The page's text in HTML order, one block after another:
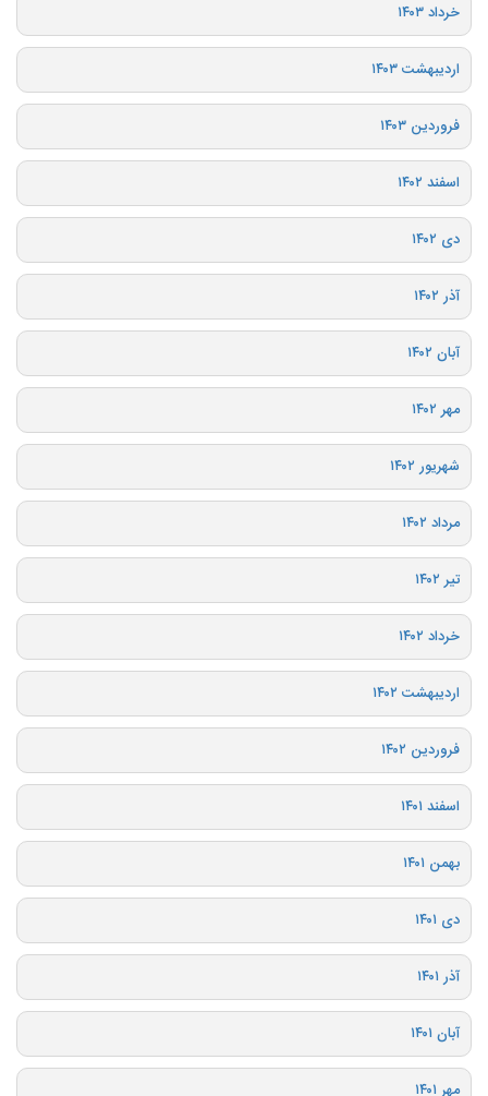
خرداد ۱۴۰۳
اردیبهشت ۱۴۰۳
فروردین ۱۴۰۳
اسفند ۱۴۰۲
دی ۱۴۰۲
آذر ۱۴۰۲
آبان ۱۴۰۲
مهر ۱۴۰۲
شهریور ۱۴۰۲
مرداد ۱۴۰۲
تیر ۱۴۰۲
خرداد ۱۴۰۲
اردیبهشت ۱۴۰۲
فروردین ۱۴۰۲
اسفند ۱۴۰۱
بهمن ۱۴۰۱
دی ۱۴۰۱
آذر ۱۴۰۱
آبان ۱۴۰۱
مهر ۱۴۰۱